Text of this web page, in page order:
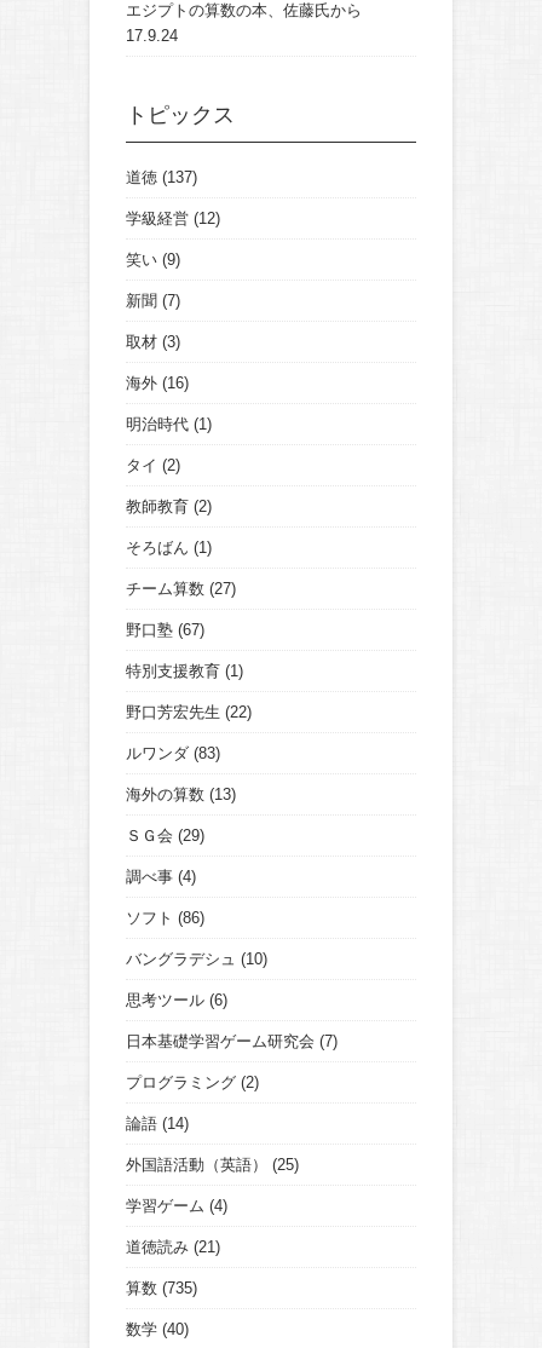
エジプトの算数の本、佐藤氏から
17.9.24
トピックス
道徳 (137)
学級経営 (12)
笑い (9)
新聞 (7)
取材 (3)
海外 (16)
明治時代 (1)
タイ (2)
教師教育 (2)
そろばん (1)
チーム算数 (27)
野口塾 (67)
特別支援教育 (1)
野口芳宏先生 (22)
ルワンダ (83)
海外の算数 (13)
ＳＧ会 (29)
調べ事 (4)
ソフト (86)
バングラデシュ (10)
思考ツール (6)
日本基礎学習ゲーム研究会 (7)
プログラミング (2)
論語 (14)
外国語活動（英語） (25)
学習ゲーム (4)
道徳読み (21)
算数 (735)
数学 (40)